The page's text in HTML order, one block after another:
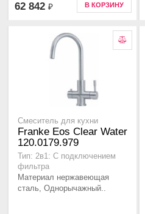
62 842 ₽ В КОРЗИНУ
Смеситель для кухни
Franke Eos Clear Water
120.0179.979
Тип: 2в1: С подключением
фильтра
Материал нержавеющая
сталь, Однорычажный..